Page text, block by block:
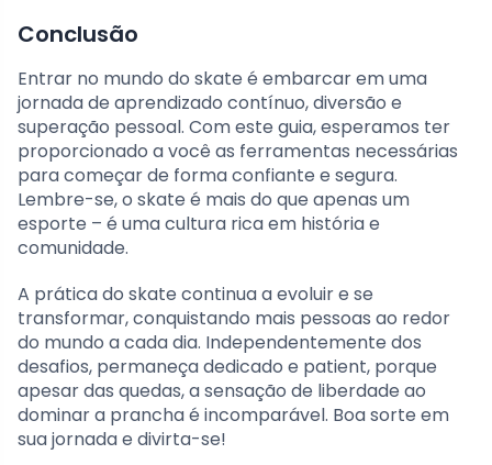
Conclusão
Entrar no mundo do skate é embarcar em uma
jornada de aprendizado contínuo, diversão e
superação pessoal. Com este guia, esperamos ter
proporcionado a você as ferramentas necessárias
para começar de forma confiante e segura.
Lembre-se, o skate é mais do que apenas um
esporte – é uma cultura rica em história e
comunidade.
A prática do skate continua a evoluir e se
transformar, conquistando mais pessoas ao redor
do mundo a cada dia. Independentemente dos
desafios, permaneça dedicado e patient, porque
apesar das quedas, a sensação de liberdade ao
dominar a prancha é incomparável. Boa sorte em
sua jornada e divirta-se!